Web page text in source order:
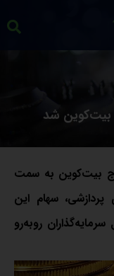
بیت‌کوین شد
بیت‌کوین به سمت
سهام این
روبه‌رو